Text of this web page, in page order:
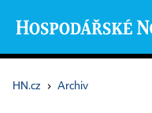
HN.cz › Archiv